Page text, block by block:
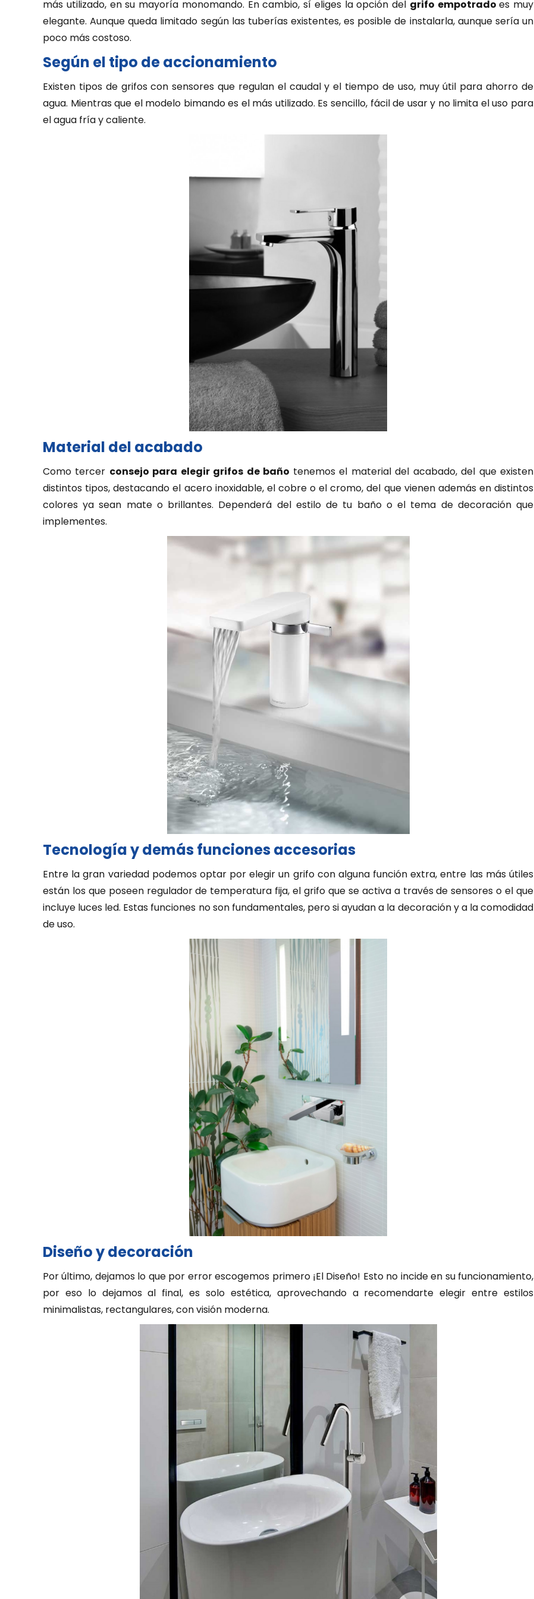
más utilizado, en su mayoría monomando. En cambio, sí eliges la opción del grifo empotradoes muy
elegante. Aunque queda limitado según las tuberías existentes, es posible de instalarla, aunque sería un
poco más costoso.
Según el tipo de accionamiento
Existen tipos de grifos con sensores que regulan el caudal y el tiempo de uso, muy útil para ahorro de
agua. Mientras que el modelo bimando es el más utilizado. Es sencillo, fácil de usar y no limita el uso para
el agua fría y caliente.
Material del acabado
Como tercer consejo para elegir grifos de baño tenemos el material del acabado, del que existen
distintos tipos, destacando el acero inoxidable, el cobre o el cromo, del que vienen además en distintos
colores ya sean mate o brillantes. Dependerá del estilo de tu baño o el tema de decoración que
implementes.
Tecnología y demás funciones accesorias
Entre la gran variedad podemos optar por elegir un grifo con alguna función extra, entre las más útiles
están los que poseen regulador de temperatura fija, el grifo que se activa a través de sensores o el que
incluye luces led. Estas funciones no son fundamentales, pero si ayudan a la decoración y a la comodidad
de uso.
Diseño y decoración
Por último, dejamos lo que por error escogemos primero ¡El Diseño! Esto no incide en su funcionamiento,
por eso lo dejamos al final, es solo estética, aprovechando a recomendarte elegir entre estilos
minimalistas, rectangulares, con visión moderna.